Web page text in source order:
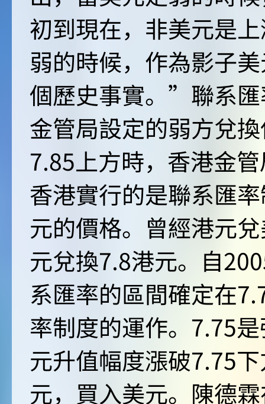
初到現在，非美元是
弱的時候，作為影子
個歷史事實。”聯系
金管局設定的弱方兌
7.85上方時，香港金
香港實行的是聯系匯
元的價格。曾經港元
元兌換7.8港元。自
系匯率的區間確定在
率制度的運作。7.75
元升值幅度漲破7.75
元，買入美元。陳德